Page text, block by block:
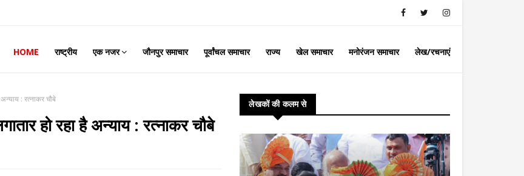
HOME राष्ट्रीय एक नजर जौनपुर समाचार पूर्वांचल समाचार राज्य खेल समाचार मनोरंजन समाचार लेख/रचनाएं
: रत्नाकर चौबे
हो रहा है अन्याय : रत्नाकर चौबे
लेखकों की कलम से